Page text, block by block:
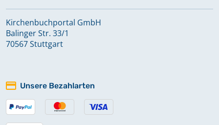
Kirchenbuchportal GmbH
Balinger Str. 33/1
70567 Stuttgart
Unsere Bezahlarten